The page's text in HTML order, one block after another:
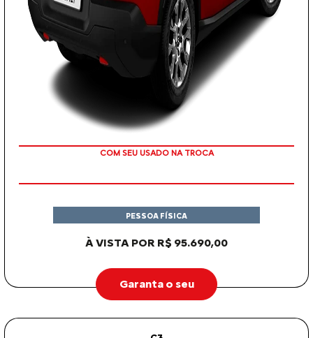
OU TAXA 0%
À VISTA POR R$ 95.690,00
PESSOA FÍSICA
Garanta o seu